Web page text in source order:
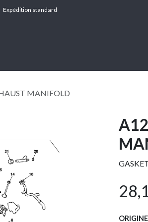
Expédition standard
MANIFOLD
ORIGINE